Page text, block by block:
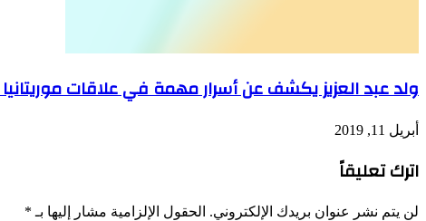
ولد عبد العزيز يكشف عن أسرار مهمة في علاقات موريتانيا
أبريل 11, 2019
اترك تعليقاً
لن يتم نشر عنوان بريدك الإلكتروني. الحقول الإلزامية مشار إليها بـ *